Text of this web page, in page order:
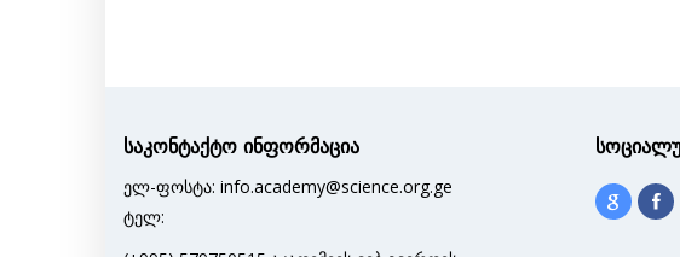
საკონტაქტო ინფორმაცია
ელ-ფოსტა: info.academy@science.org.ge
ტელ: